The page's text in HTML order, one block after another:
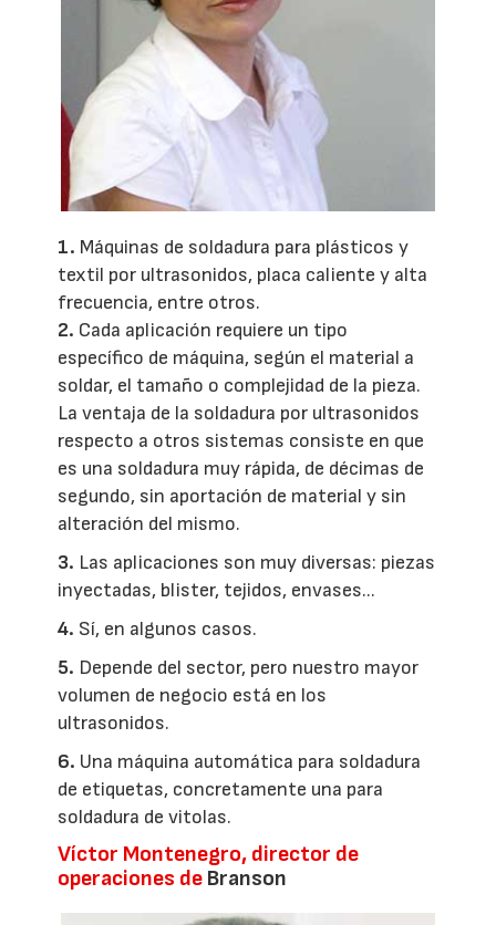
1. Máquinas de soldadura para plásticos y
textil por ultrasonidos, placa caliente y alta
frecuencia, entre otros.
2. Cada aplicación requiere un tipo
específico de máquina, según el material a
soldar, el tamaño o complejidad de la pieza.
La ventaja de la soldadura por ultrasonidos
respecto a otros sistemas consiste en que
es una soldadura muy rápida, de décimas de
segundo, sin aportación de material y sin
alteración del mismo.
3. Las aplicaciones son muy diversas: piezas
inyectadas, blister, tejidos, envases...
4. Sí, en algunos casos.
5. Depende del sector, pero nuestro mayor
volumen de negocio está en los
ultrasonidos.
6. Una máquina automática para soldadura
de etiquetas, concretamente una para
soldadura de vitolas.
Víctor Montenegro, director de
operaciones de Branson